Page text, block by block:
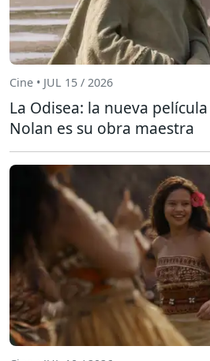
Cine • JUL 15 / 2026
La Odisea: la nueva
Nolan es su obra maestra